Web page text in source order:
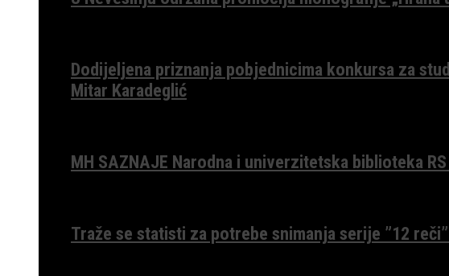
Dodijeljena priznanja pobjednicima konkursa za
Mitar Karadeglić
MH SAZNAJE Narodna i univerzitetska biblioteka
Traže se statisti za potrebe snimanja serije ”12